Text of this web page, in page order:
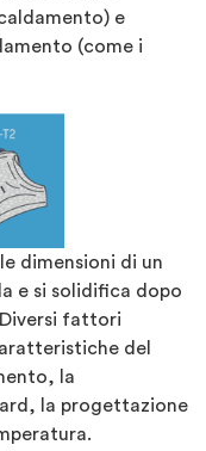
e
(come i
dimensioni di un
e si solidifica dopo
fattori
del
la
la progettazione